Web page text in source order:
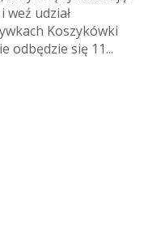
udział
Koszykówki
odbędzie się 11...